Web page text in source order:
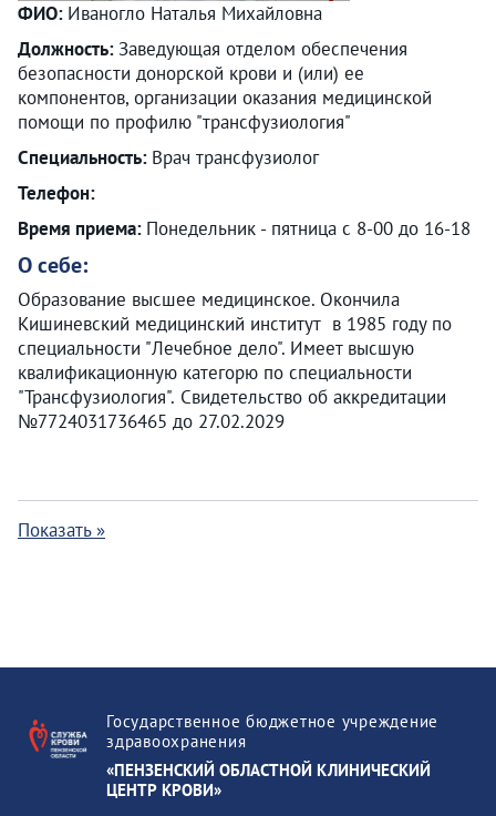
ФИО: Иваногло Наталья Михайловна
Должность: Заведующая отделом обеспечения
безопасности донорской крови и (или) ее
компонентов, организации оказания медицинской
помощи по профилю "трансфузиология"
Специальность: Врач трансфузиолог
Телефон:
Время приема: Понедельник - пятница с 8-00 до 16-18
О себе:
Образование высшее медицинское. Окончила
Кишиневский медицинский институт в 1985 году по
специальности "Лечебное дело". Имеет высшую
квалификационную категорю по специальности
"Трансфузиология". Свидетельство об аккредитации
№7724031736465 до 27.02.2029
Показать »
Государственное бюджетное учреждение
здравоохранения
«ПЕНЗЕНСКИЙ ОБЛАСТНОЙ КЛИНИЧЕСКИЙ
ЦЕНТР КРОВИ»